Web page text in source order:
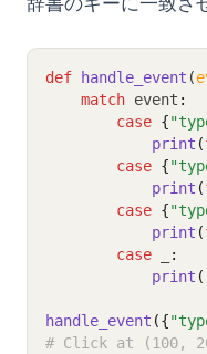
def handle_event (
match event :
case {
print (
case {
print (
case {
print (
case
:
print (
handle_event ({
# Click at (100,